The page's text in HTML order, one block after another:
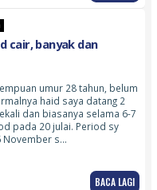
cair, banyak dan
umur 28 tahun, belum
haid saya datang 2
dan biasanya selama 6-7
pada 20 julai. Period sy
November s…
BACA LAGI